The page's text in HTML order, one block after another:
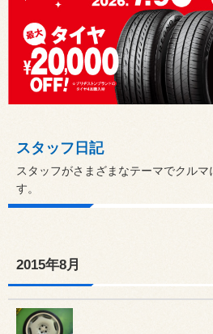
スタッフ日記
スタッフがさまざまなテーマでクル
す。
2015年8月